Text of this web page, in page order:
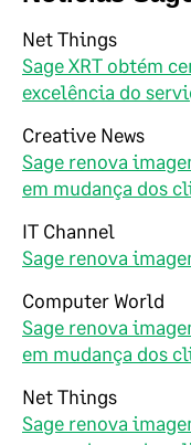
Net Things
Sage XRT obtém
excelência do
Creative News
Sage renova
em mudança dos
IT Channel
Sage renova
Computer World
Sage renova
em mudança dos
Net Things
Sage renova